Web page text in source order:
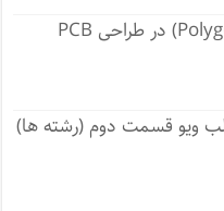
ویو قسمت دوم (رشته ها)